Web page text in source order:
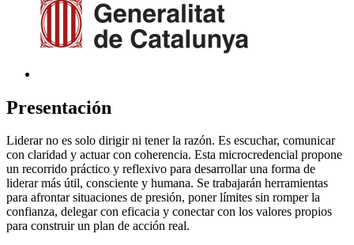
Presentación
Liderar no es solo dirigir ni tener la razón. Es escuchar, comunicar
con claridad y actuar con coherencia. Esta microcredencial propone
un recorrido práctico y reflexivo para desarrollar una forma de
liderar más útil, consciente y humana. Se trabajarán herramientas
para afrontar situaciones de presión, poner límites sin romper la
confianza, delegar con eficacia y conectar con los valores propios
para construir un plan de acción real.